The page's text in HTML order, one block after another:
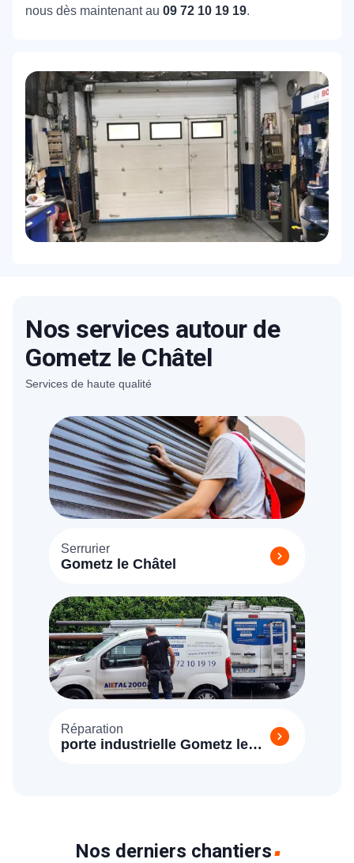
nous dès maintenant au 09 72 10 19 19.
Nos services autour de
Gometz le Châtel
Services de haute qualité
Serrurier
Gometz le Châtel
Réparation
porte industrielle Gometz le
Nos derniers chantiers